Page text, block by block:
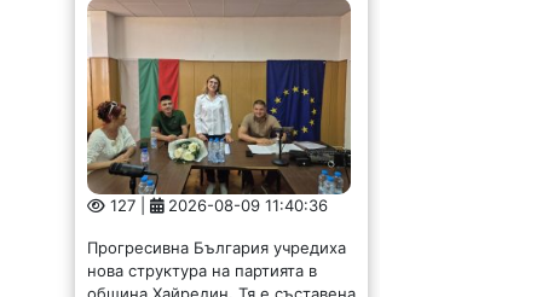
127 | 2026-08-09 11:40:36
Прогресивна България учредиха
нова структура на партията в
община Хайредин. Тя е съставена
от хора, които познават мястото
си отвътре и искат то да се
развива. За председател бе